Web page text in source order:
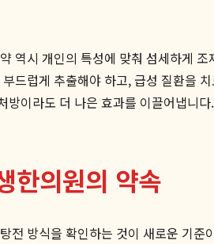
역시 개인의 특성에 맞춰 섬세하게 조
드럽게 추출해야 하고, 급성 질환을
이라도 더 나은 효과를 이끌어냅니
한의원의 약속
방식을 확인하는 것이 새로운 기